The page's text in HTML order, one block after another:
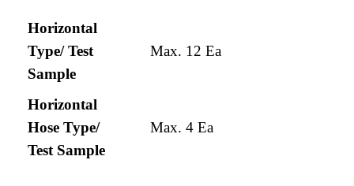
Horizontal
Type/ Test
Sample
Max. 12 Ea
Horizontal
Hose Type/
Test Sample
Max. 4 Ea